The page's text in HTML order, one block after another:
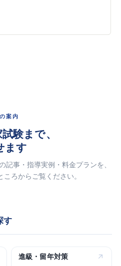
案内
験まで、
ます
記事・指導実例・料金プランを、
ろからご覧ください。
す
進級・留年対策